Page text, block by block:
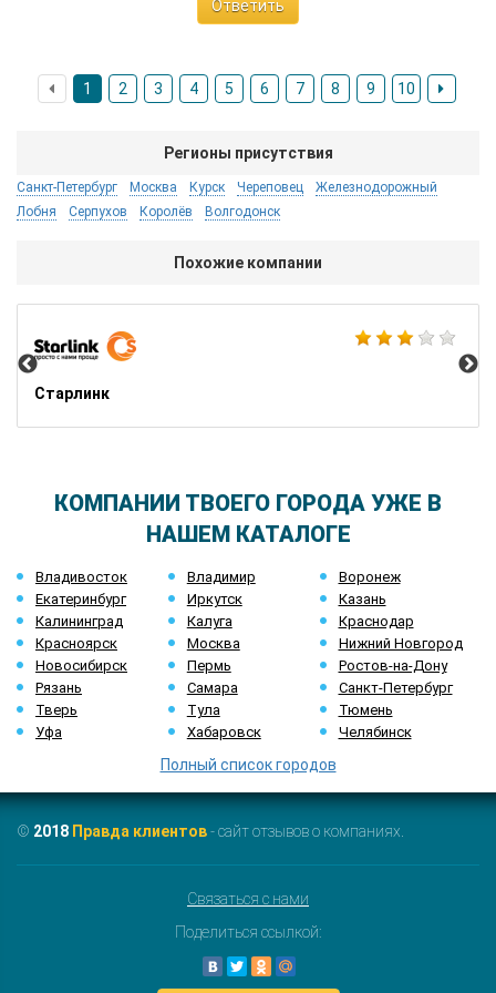
Ответить
1 2 3 4 5 6 7 8 9 10
Регионы присутствия
Санкт-Петербург Москва Курск Череповец
Железнодорожный
Лобня
Серпухов Королёв Волгодонск
Похожие компании
Старлинк
КОМПАНИИ ТВОЕГО ГОРОДА УЖЕ В
НАШЕМ КАТАЛОГЕ
Владивосток Владимир
Воронеж
Екатеринбург
Иркутск
Казань
Калининград
Калуга
Краснодар
Красноярск
Москва
Нижний Новгород
Новосибирск
Пермь
Ростов-на-Дону
Рязань
Самара
Санкт-Петербург
Тверь
Тула
Тюмень
Уфа
Хабаровск Челябинск
Полный список городов
© 2018 Правда клиентов- сайт отзывов о компаниях.
Связаться с нами
Поделиться ссылкой: